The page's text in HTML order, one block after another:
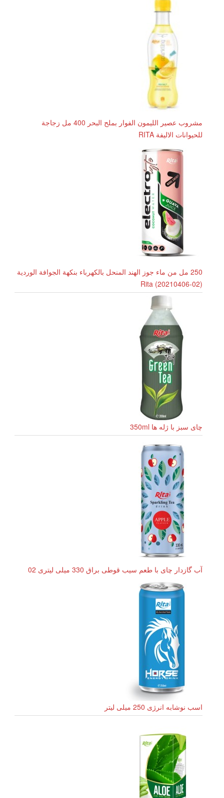
مشروب عصير الليمون الفوار بملح البحر 400 مل زجاجة
للحيوانات الاليفة RITA
250 مل من ماء جوز الهند المنحل بالكهرباء بنكهة الجوافة الوردية
Rita (20210406-02)
چای سبز با ژله ها 350ml
آب گازدار چای با طعم سیب قوطی براق 330 میلی لیتری 02
اسب نوشابه انرژی 250 میلی لیتر